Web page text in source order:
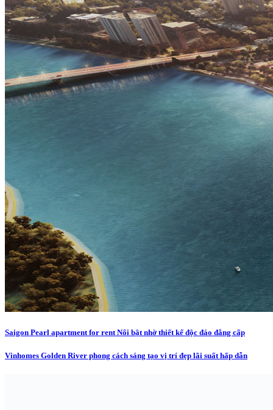
Saigon Pearl apartment for rent Nổi bật nhờ thiết kế độc đáo đẳng cấp
Vinhomes Golden River phong cách sáng tạo vị trí đẹp lãi suất hấp dẫn